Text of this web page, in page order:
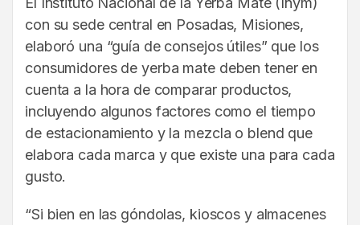
con su sede central en Posadas, Misiones,
elaboró una “guía de consejos útiles” que los
consumidores de yerba mate deben tener en
cuenta a la hora de comparar productos,
incluyendo algunos factores como el tiempo
de estacionamiento y la mezcla o blend que
elabora cada marca y que existe una para cada
gusto.
“Si bien en las góndolas, kioscos y almacenes